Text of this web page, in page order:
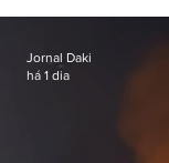
embaixadora
Jornal Daki
há 1 dia